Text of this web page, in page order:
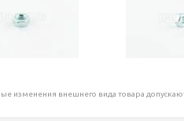
изменения внешнего вида товара